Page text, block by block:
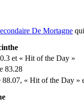
De Mortagne
et « Hit of the Day »
83.28
88.07, « Hit of the Day »